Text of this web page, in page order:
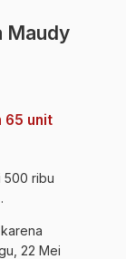
Maudy
65 unit
500 ribu
22 Mei